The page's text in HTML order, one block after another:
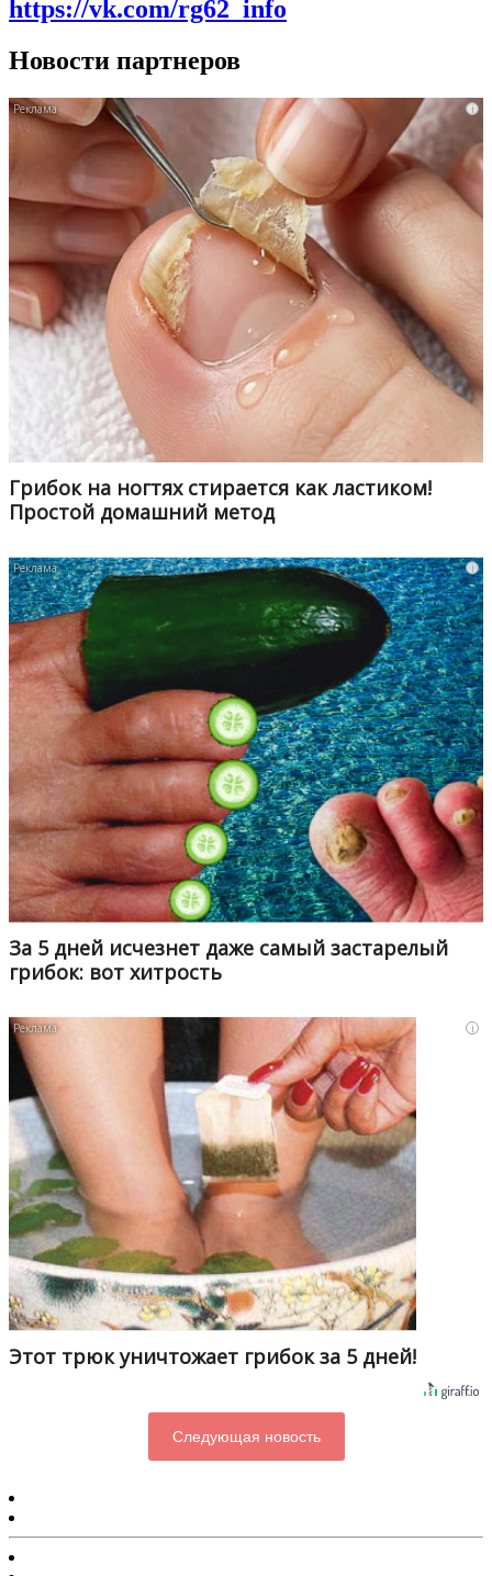
https://vk.com/rg62_info
Новости партнеров
i
Грибок на ногтях стирается как ластиком!
Простой домашний метод
i
За 5 дней исчезнет даже самый застарелый
грибок: вот хитрость
i
Этот трюк уничтожает грибок за 5 дней!
Следующая новость